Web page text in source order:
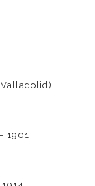
1901